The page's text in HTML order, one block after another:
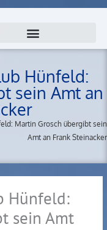
Hünfeld:
sein Amt an
Martin Grosch übergibt sein
Amt an Frank Steinacker
Hünfeld:
sein Amt